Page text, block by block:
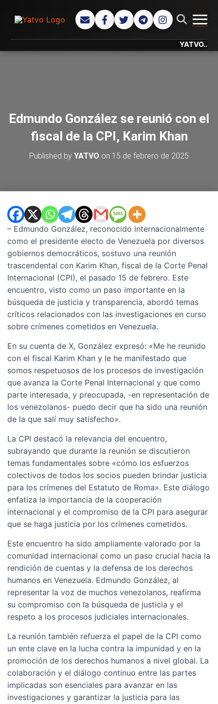
YATVO...
Edmundo González se reunió con el
fiscal de la CPI, Karim Khan
Published by YATVO on 15 de febrero de 2025
– Edmundo González, reconocido internacionalmente
como el presidente electo de Venezuela por diversos
gobiernos democráticos, sostuvo una reunión
trascendental con Karim Khan, fiscal de la Corte Penal
Internacional (CPI), el pasado 15 de febrero. Este
encuentro, visto como un paso importante en la
búsqueda de justicia y transparencia, abordó temas
críticos relacionados con las investigaciones en curso
sobre crímenes cometidos en Venezuela.
En su cuenta de X, González expresó: «Me he reunido
con el fiscal Karim Khan y le he manifestado que
somos respetuosos de los procesos de investigación
que avanza la Corte Penal Internacional y que como
parte interesada, y preocupada, -en representación de
los venezolanos- puedo decir que ha sido una reunión
de la que salí muy satisfecho».
La CPI destacó la relevancia del encuentro,
subrayando que durante la reunión se discutieron
temas fundamentales sobre «cómo los esfuerzos
colectivos de todos los socios pueden brindar justicia
para los crímenes del Estatuto de Roma». Este diálogo
enfatiza la importancia de la cooperación
internacional y el compromiso de la CPI para asegurar
que se haga justicia por los crímenes cometidos.
Este encuentro ha sido ampliamente valorado por la
comunidad internacional como un paso crucial hacia la
rendición de cuentas y la defensa de los derechos
humanos en Venezuela. Edmundo González, al
representar la voz de muchos venezolanos, reafirma
su compromiso con la búsqueda de justicia y el
respeto a los procesos judiciales internacionales.
La reunión también refuerza el papel de la CPI como
un ente clave en la lucha contra la impunidad y en la
promoción de los derechos humanos a nivel global. La
colaboración y el diálogo continuo entre las partes
implicadas son esenciales para avanzar en las
investigaciones y garantizar la justicia para las